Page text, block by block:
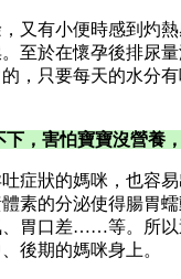
又有小便時感到灼
至於在懷孕後排尿
，只要每天的水分
，害怕寶寶沒營養
症狀的媽咪，也容
素的分泌使得腸胃蠕
、胃口差……等。所以
後期的媽咪身上。